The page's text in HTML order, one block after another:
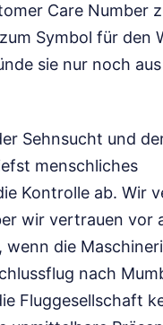
Care Number
Symbol für den
sie nur noch aus
Sehnsucht und
menschliches
Kontrolle ab. Wir
wir vertrauen vor
die
nach
Fluggesellschaft